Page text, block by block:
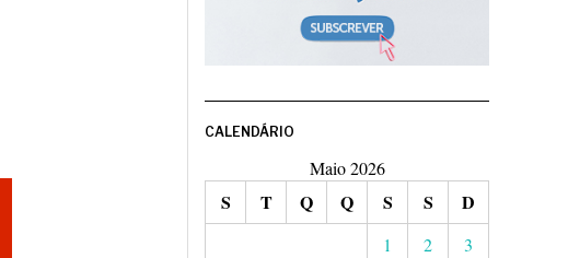
CALENDÁRIO
Maio 2026
S T Q Q S S D
1 2
3